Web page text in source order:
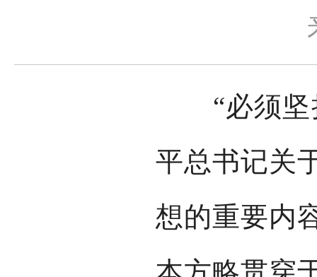
“必须坚
平总书记关
想的重要内